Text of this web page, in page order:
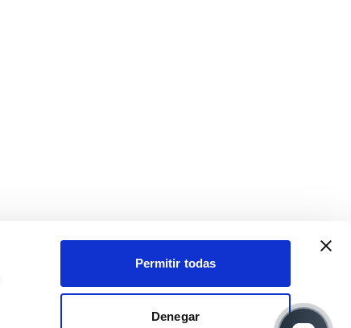
Permitir todas
Denegar